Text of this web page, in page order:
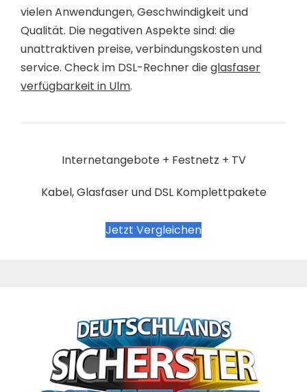
vielen Anwendungen, Geschwindigkeit und
Qualität. Die negativen Aspekte sind: die
unattraktiven preise, verbindungskosten und
service. Check im DSL-Rechner dieglasfaser
verfügbarkeit in Ulm.
Internetangebote + Festnetz + TV
Kabel, Glasfaser und DSL Komplettpakete
Jetzt Vergleichen